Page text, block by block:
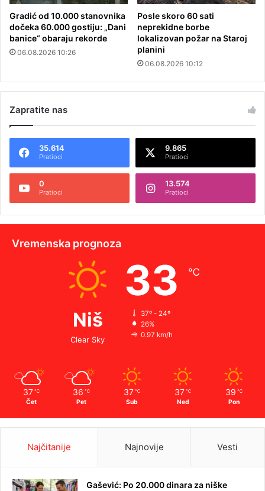
Gradić od 10.000 stanovnika
dočeka 60.000 gostiju: „Dani
banice“ obaraju rekorde
06.08.2026 10:26
Posle skoro 60 sati
neprekidne borbe
lokalizovan požar na Staroj
planini
06.08.2026 10:12
Zapratite nas
35.614
Pratioci
9.865
Pratioci
0
Pratioci
13.574
Pratioci
Vremenska prognoza
Niš
Clear Sky
33 ℃
37º - 24º
26%
0.97 km/h
37 ℃
Čet
36 ℃
Pet
37 ℃
Sub
37 ℃
Ned
39 ℃
Pon
Najčitanije Najnovije Vesti
Gašević: Po 20.000 dinara za niške